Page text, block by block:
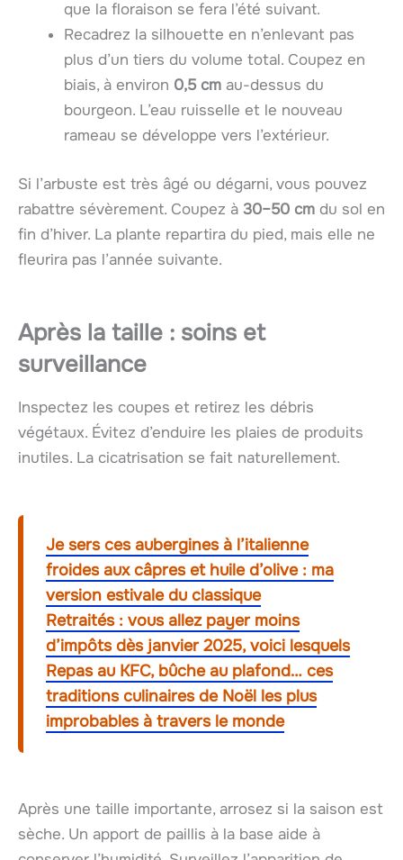
que la floraison se fera l’été suivant.
Recadrez la silhouette en n’enlevant pas
plus d’un tiers du volume total. Coupez en
biais, à environ 0,5 cm au-dessus du
bourgeon. L’eau ruisselle et le nouveau
rameau se développe vers l’extérieur.
Si l’arbuste est très âgé ou dégarni, vous pouvez
rabattre sévèrement. Coupez à 30–50 cm du sol en
fin d’hiver. La plante repartira du pied, mais elle ne
fleurira pas l’année suivante.
Après la taille : soins et
surveillance
Inspectez les coupes et retirez les débris
végétaux. Évitez d’enduire les plaies de produits
inutiles. La cicatrisation se fait naturellement.
Je sers ces aubergines à l’italienne
froides aux câpres et huile d’olive : ma
version estivale du classique
Retraités : vous allez payer moins
d’impôts dès janvier 2025, voici lesquels
Repas au KFC, bûche au plafond… ces
traditions culinaires de Noël les plus
improbables à travers le monde
Après une taille importante, arrosez si la saison est
sèche. Un apport de paillis à la base aide à